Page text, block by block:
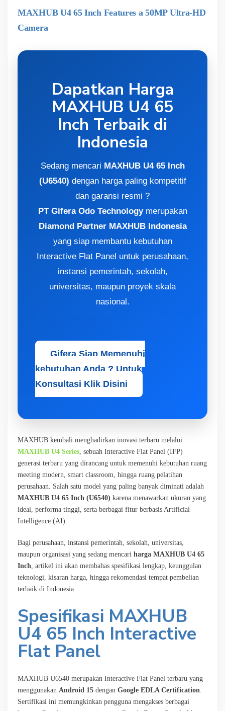
MAXHUB U4 65 Inch Features a 50MP Ultra-HD
Camera
Dapatkan Harga
MAXHUB U4 65
Inch Terbaik di
Indonesia
Sedang mencari MAXHUB U4 65 Inch
(U6540) dengan harga paling kompetitif
dan garansi resmi ?
PT Gifera Odo Technologymerupakan
Diamond Partner MAXHUB Indonesia
yang siap membantu kebutuhan
Interactive Flat Panel untuk perusahaan,
instansi pemerintah, sekolah,
universitas, maupun proyek skala
nasional.
Gifera Siap Memenuhi
kebutuhan Anda ? Untuk
Konsultasi Klik Disini
MAXHUB kembali menghadirkan inovasi terbaru melalui
MAXHUB U4 Series , sebuah Interactive Flat Panel (IFP)
generasi terbaru yang dirancang untuk memenuhi kebutuhan ruang
meeting modern, smart classroom, hingga ruang pelatihan
perusahaan. Salah satu model yang paling banyak diminati adalah
MAXHUB U4 65 Inch (U6540) karena menawarkan ukuran yang
ideal, performa tinggi, serta berbagai fitur berbasis Artificial
Intelligence (AI).
Bagi perusahaan, instansi pemerintah, sekolah, universitas,
maupun organisasi yang sedang mencari harga MAXHUB U4 65
Inch , artikel ini akan membahas spesifikasi lengkap, keunggulan
teknologi, kisaran harga, hingga rekomendasi tempat pembelian
terbaik di Indonesia.
Spesifikasi MAXHUB
U4 65 Inch Interactive
Flat Panel
MAXHUB U6540 merupakan Interactive Flat Panel terbaru yang
menggunakan Android 15 dengan Google EDLA Certification
Sertifikasi ini memungkinkan pengguna mengakses berbagai